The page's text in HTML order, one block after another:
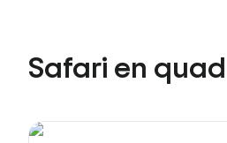
Safari en